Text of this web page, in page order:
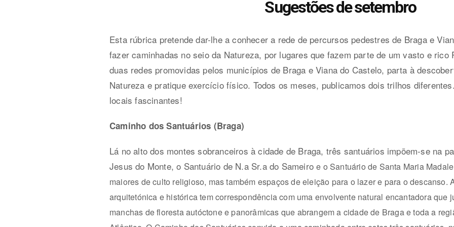
Sugestões de setembro
Esta rúbrica pretende dar-lhe a conhecer a rede de percursos pedestres de Braga e
fazer caminhadas no seio da Natureza, por lugares que fazem parte de um vasto e rico
duas redes promovidas pelos municípios de Braga e Viana do Castelo, parta à
Natureza e pratique exercício físico. Todos os meses, publicamos dois trilhos
locais fascinantes!
Caminho dos Santuários (Braga)
Lá no alto dos montes sobranceiros à cidade de Braga, três santuários impõem-se na
Jesus do Monte, o Santuário de N.a Sr.a do Sameiroe o Santuário de Santa Maria
maiores de culto religioso, mas também espaços de eleição para o lazer e para o descanso.
arquitetónica e histórica tem correspondência com uma envolvente natural encantadora que
manchas de floresta autóctone e panorâmicas que abrangem a cidade de Braga e toda a